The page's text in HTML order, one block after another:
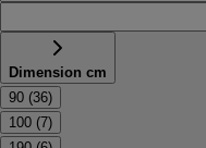
Dimension cm
90 (36)
100 (7)